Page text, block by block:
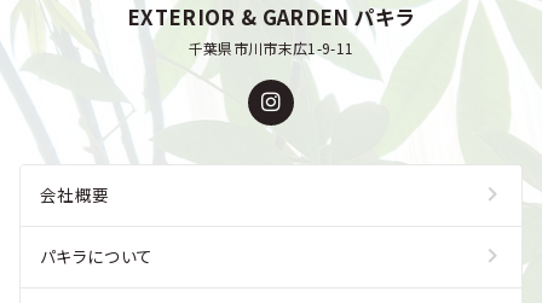
EXTERIOR & GARDEN パキラ
千葉県市川市末広1-9-11
会社概要
パキラについて